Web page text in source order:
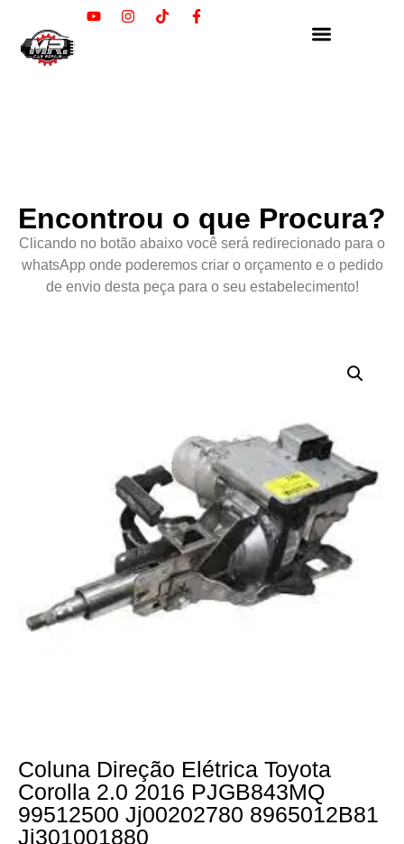
Encontrou o que Procura?
Clicando no botão abaixo você será redirecionado para o
whatsApp onde poderemos criar o orçamento e o pedido
de envio desta peça para o seu estabelecimento!
Coluna Direção Elétrica Toyota
Corolla 2.0 2016 PJGB843MQ
99512500 Jj00202780 8965012B81
Jj301001880